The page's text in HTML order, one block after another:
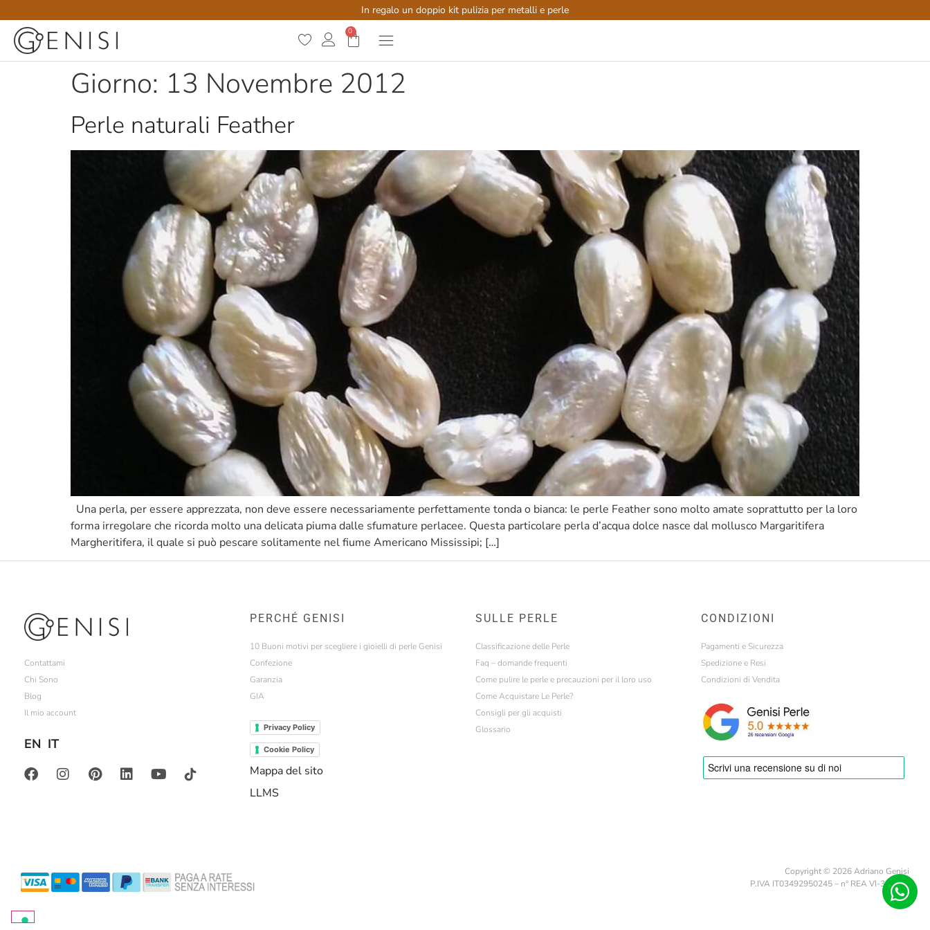
In regalo un doppio kit pulizia per metalli e perle
0
Giorno: 13 Novembre 2012
Perle naturali Feather
Una perla, per essere apprezzata, non deve essere necessariamente perfettamente tonda o bianca: le perle Feather sono molto amate soprattutto per la loro
forma irregolare che ricorda molto una delicata piuma dalle sfumature perlacee. Questa particolare perla d’acqua dolce nasce dal mollusco Margaritifera
Margheritifera, il quale si può pescare solitamente nel fiume Americano Mississipi; […]
Contattami
Chi Sono
Blog
Il mio account
EN IT
PERCHÉ GENISI
10 Buoni motivi per scegliere i gioielli di perle Genisi
Confezione
Garanzia
GIA
Privacy Policy
Cookie Policy
Mappa del sito
LLMS
SULLE PERLE
Classificazione delle Perle
Faq – domande frequenti
Come pulire le perle e precauzioni per il loro uso
Come Acquistare Le Perle?
Consigli per gli acquisti
Glossario
CONDIZIONI
Pagamenti e Sicurezza
Spedizione e Resi
Condizioni di Vendita
Copyright © 2026 Adriano Genisi
P.IVA IT03492950245 – n° REA VI-329782